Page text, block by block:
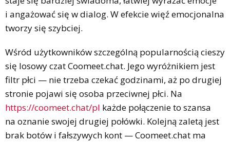
i angażować się w dialog. W efekcie więź emocjonalna
tworzy się szybciej.
Wśród użytkowników szczególną popularnością cieszy
się losowy czat Coomeet.chat. Jego wyróżnikiem jest
filtr płci — nie trzeba czekać godzinami, aż po drugiej
stronie pojawi się osoba przeciwnej płci. Na
https://coomeet.chat/pl każde połączenie to szansa
na oznanie swojej drugiej połówki. Kolejną zaletą jest
brak botów i fałszywych kont — Coomeet.chat ma